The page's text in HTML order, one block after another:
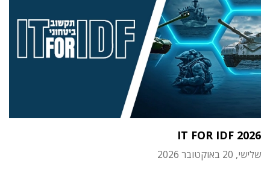
IT FOR IDF 2026
שלישי, 20 באוקטובר 2026